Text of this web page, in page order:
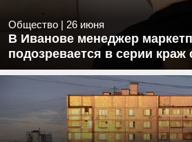
Общество | 26 июня
В Иванове менеджер
подозревается в серии